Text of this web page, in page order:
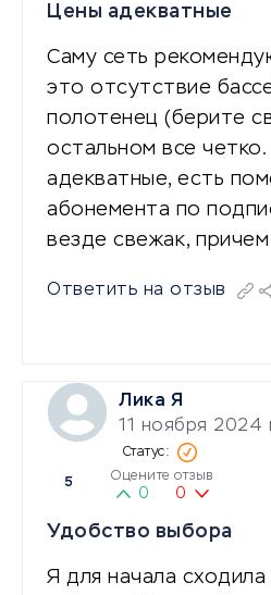
Цены адекватные
Саму сеть
это отсутствие
полотенец (берите
остальном все
адекватные, есть
абонемента по
везде свежак,
Ответить на отзыв
Лика Я
11 ноября 2024
5 Оцените отзыв
0 0
Удобство выбора
Я для начала